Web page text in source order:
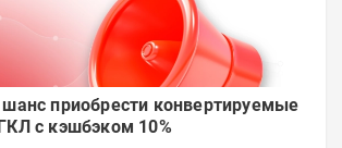
шанс приобрести конвертируемые
с кэшбэком 10%